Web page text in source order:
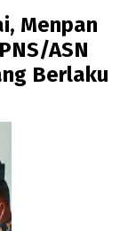
Menpan
ASN
Berlaku